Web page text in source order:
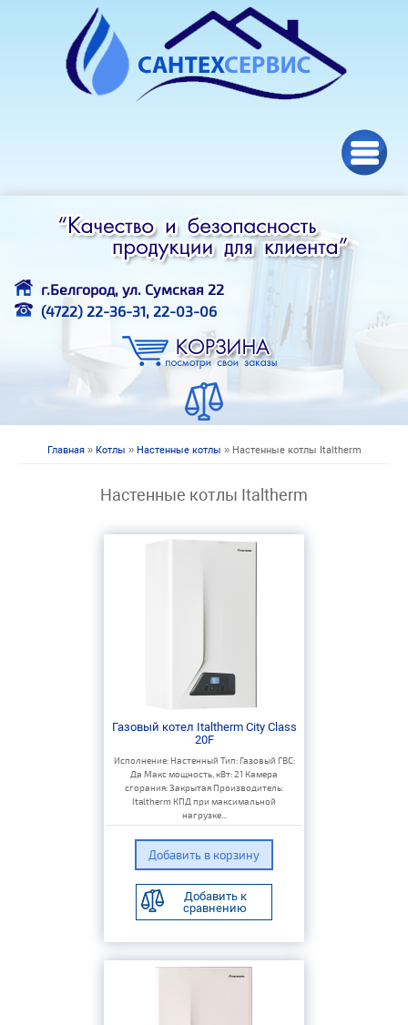
Перейти к основному содержанию
г.Белгород, ул. Сумская 22
(4722) 22-36-31, 22-03-06
Вы здесь
Главная» Котлы » Настенные котлы » Настенные котлы Italtherm
Настенные котлы Italtherm
Газовый котел Italtherm City Class
20F
Исполнение: Настенный Тип: Газовый ГВС:
Да Макс мощность, кВт: 21 Камера
сгорания: Закрытая Производитель:
Italtherm КПД при максимальной
нагрузке...
Добавить к
сравнению